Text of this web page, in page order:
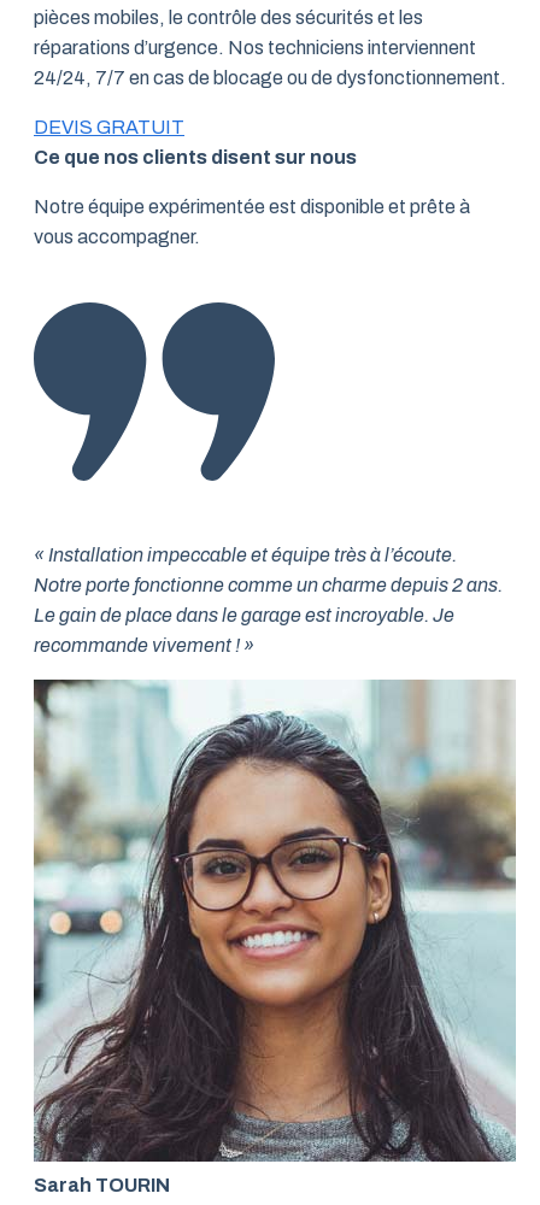
pièces mobiles, le contrôle des sécurités et les
réparations d’urgence. Nos techniciens interviennent
24/24, 7/7 en cas de blocage ou de dysfonctionnement.
DEVIS GRATUIT
Ce que nos clients disent sur nous
Notre équipe expérimentée est disponible et prête à
vous accompagner.
« Installation impeccable et équipe très à l’écoute.
Notre porte fonctionne comme un charme depuis 2 ans.
Le gain de place dans le garage est incroyable. Je
recommande vivement ! »
Sarah TOURIN